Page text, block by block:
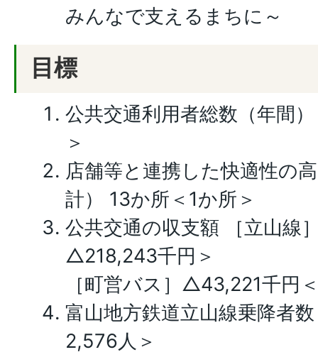
みんなで支えるまちに～
目標
公共交通利用者総数（年間
＞
店舗等と連携した快適性の
計） 13か所＜1か所＞
公共交通の収支額 ［立山線
△218,243千円＞
［町営バス］△43,221千円
富山地方鉄道立山線乗降者
2,576人＞